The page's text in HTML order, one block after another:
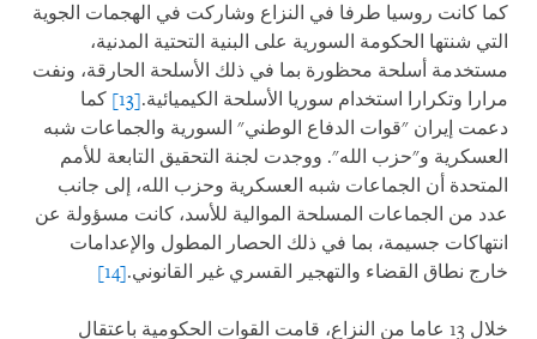
كما كانت روسيا طرفا في النزاع وشاركت في الهجمات الجوية
التي شنتها الحكومة السورية على البنية التحتية المدنية،
مستخدمة أسلحة محظورة بما في ذلك الأسلحة الحارقة، ونفت
مرارا وتكرارا استخدام سوريا الأسلحة الكيميائية.[13]
كما
دعمت إيران "قوات الدفاع الوطني" السورية والجماعات شبه
العسكرية و"حزب الله". ووجدت لجنة التحقيق التابعة للأمم
المتحدة أن الجماعات شبه العسكرية وحزب الله، إلى جانب
عدد من الجماعات المسلحة الموالية للأسد، كانت مسؤولة عن
انتهاكات جسيمة، بما في ذلك الحصار المطول والإعدامات
خارج نطاق القضاء والتهجير القسري غير القانوني.[14]
خلال 13 عاما من النزاع، قامت القوات الحكومية باعتقال